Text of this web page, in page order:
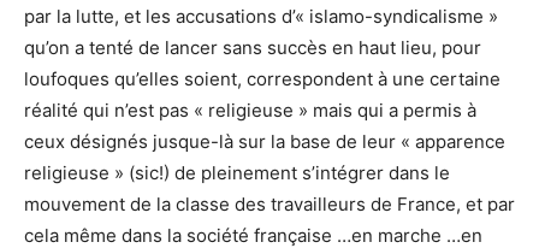
par la lutte, et les accusations d’« islamo-syndicalisme »
qu’on a tenté de lancer sans succès en haut lieu, pour
loufoques qu’elles soient, correspondent à une certaine
réalité qui n’est pas « religieuse » mais qui a permis à
ceux désignés jusque-là sur la base de leur « apparence
religieuse » (sic!) de pleinement s’intégrer dans le
mouvement de la classe des travailleurs de France, et par
cela même dans la société française …en marche …en